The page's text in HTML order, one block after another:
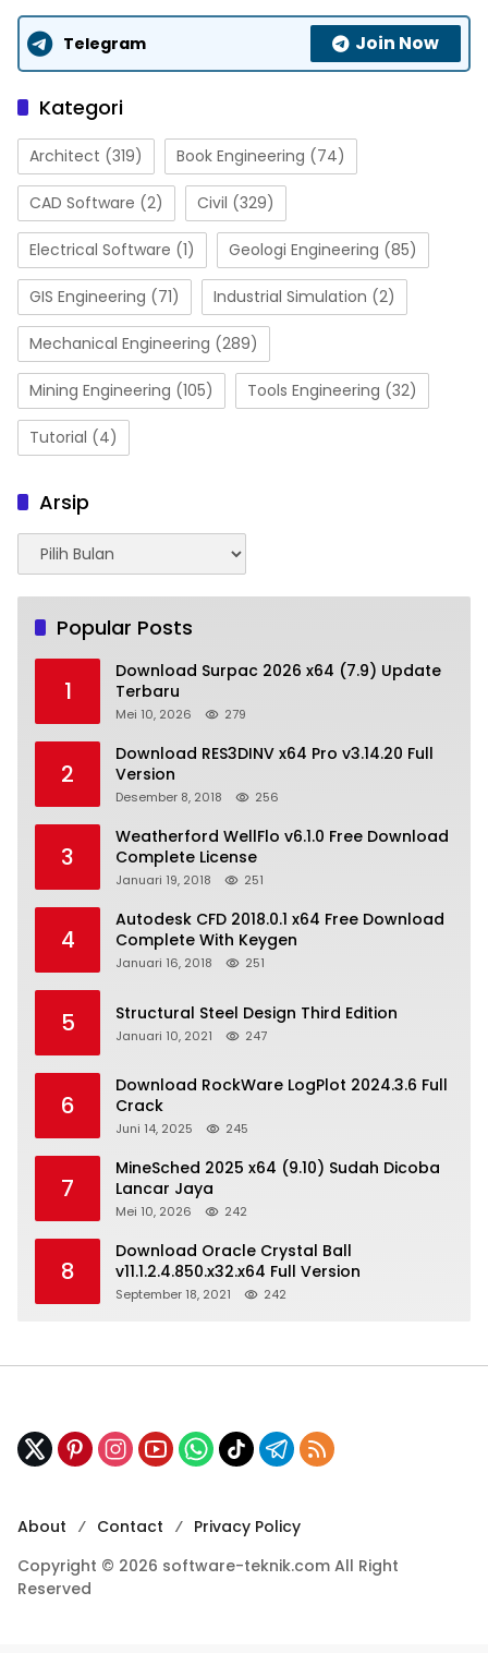
Telegram Join Now
Kategori
Architect (319) Book Engineering (74)
CAD Software (2) Civil (329)
Electrical Software (1) Geologi Engineering (85)
GIS Engineering (71) Industrial Simulation (2)
Mechanical Engineering (289)
Mining Engineering (105) Tools Engineering (32)
Tutorial (4)
Arsip
Arsip
Popular Posts
1
Download Surpac 2026 x64 (7.9) Update
Terbaru
Mei 10, 2026 279
2
Download RES3DINV x64 Pro v3.14.20 Full
Version
Desember 8, 2018 256
3
Weatherford WellFlo v6.1.0 Free Download
Complete License
Januari 19, 2018 251
4
Autodesk CFD 2018.0.1 x64 Free Download
Complete With Keygen
Januari 16, 2018 251
5 Structural Steel Design Third Edition
Januari 10, 2021 247
6
Download RockWare LogPlot 2024.3.6 Full
Crack
Juni 14, 2025 245
7
MineSched 2025 x64 (9.10) Sudah Dicoba
Lancar Jaya
Mei 10, 2026 242
8
Download Oracle Crystal Ball
v11.1.2.4.850.x32.x64 Full Version
September 18, 2021 242
About Contact
Privacy Policy
Copyright © 2026 software-teknik.com All Right
Reserved